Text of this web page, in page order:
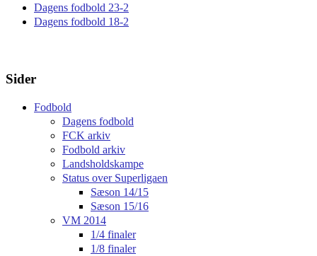
Dagens fodbold 23-2
Dagens fodbold 18-2
Sider
Fodbold
Dagens fodbold
FCK arkiv
Fodbold arkiv
Landsholdskampe
Status over Superligaen
Sæson 14/15
Sæson 15/16
VM 2014
1/4 finaler
1/8 finaler